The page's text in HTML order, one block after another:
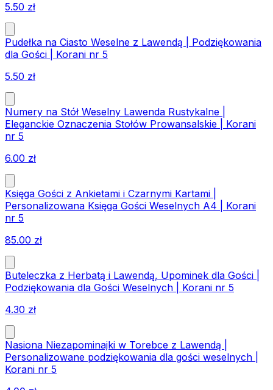
5.50 zł
Pudełka na Ciasto Weselne z Lawendą | Podziękowania
dla Gości | Korani nr 5
5.50 zł
Numery na Stół Weselny Lawenda Rustykalne |
Eleganckie Oznaczenia Stołów Prowansalskie | Korani
nr 5
6.00 zł
Księga Gości z Ankietami i Czarnymi Kartami |
Personalizowana Księga Gości Weselnych A4 | Korani
nr 5
85.00 zł
Buteleczka z Herbatą i Lawendą, Upominek dla Gości |
Podziękowania dla Gości Weselnych | Korani nr 5
4.30 zł
Nasiona Niezapominajki w Torebce z Lawendą |
Personalizowane podziękowania dla gości weselnych |
Korani nr 5